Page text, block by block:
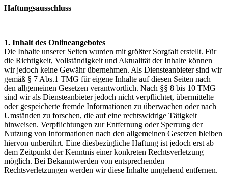
Haftungsausschluss
1. Inhalt des Onlineangebotes
Die Inhalte unserer Seiten wurden mit größter Sorgfalt erstellt. Für
die Richtigkeit, Vollständigkeit und Aktualität der Inhalte können
wir jedoch keine Gewähr übernehmen. Als Diensteanbieter sind wir
gemäß § 7 Abs.1 TMG für eigene Inhalte auf diesen Seiten nach
den allgemeinen Gesetzen verantwortlich. Nach §§ 8 bis 10 TMG
sind wir als Diensteanbieter jedoch nicht verpflichtet, übermittelte
oder gespeicherte fremde Informationen zu überwachen oder nach
Umständen zu forschen, die auf eine rechtswidrige Tätigkeit
hinweisen. Verpflichtungen zur Entfernung oder Sperrung der
Nutzung von Informationen nach den allgemeinen Gesetzen bleiben
hiervon unberührt. Eine diesbezügliche Haftung ist jedoch erst ab
dem Zeitpunkt der Kenntnis einer konkreten Rechtsverletzung
möglich. Bei Bekanntwerden von entsprechenden
Rechtsverletzungen werden wir diese Inhalte umgehend entfernen.